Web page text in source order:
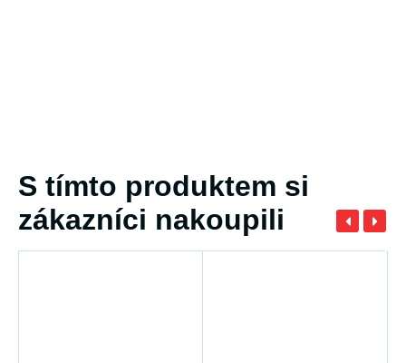
S tímto produktem si
zákazníci nakoupili